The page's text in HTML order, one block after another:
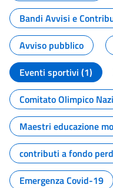
Bandi Avvisi e
Avviso pubblico
Eventi sportivi (1)
Comitato Olimpico
Maestri educazione
contributi a fondo
Emergenza Covid-19